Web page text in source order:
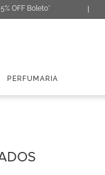
OFF Boleto*
PERFUMARIA